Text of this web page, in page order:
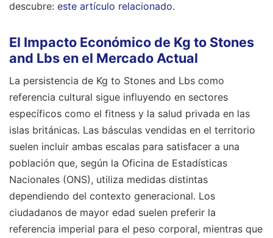
descubre: este artículo relacionado.
El Impacto Económico de Kg to Stones
and Lbs en el Mercado Actual
La persistencia de Kg to Stones and Lbs como
referencia cultural sigue influyendo en sectores
específicos como el fitness y la salud privada en las
islas británicas. Las básculas vendidas en el territorio
suelen incluir ambas escalas para satisfacer a una
población que, según la Oficina de Estadísticas
Nacionales (ONS), utiliza medidas distintas
dependiendo del contexto generacional. Los
ciudadanos de mayor edad suelen preferir la
referencia imperial para el peso corporal, mientras que